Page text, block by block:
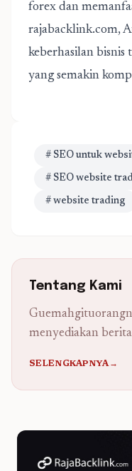
forex dan
rajabacklink.com,
keberhasilan bisnis
yang semakin
# SEO untuk
# SEO website
# website trading
Tentang Kami
menyediakan
SELENGKAPNYA→